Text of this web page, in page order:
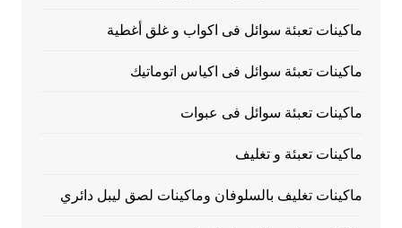
ماكينات تعبئة سوائل فى اكواب و غلق أغطية
ماكينات تعبئة سوائل فى اكياس اتوماتيك
ماكينات تعبئة سوائل فى عبوات
ماكينات تعبئة و تغليف
ماكينات تغليف بالسلوفان وماكينات لصق ليبل دائري